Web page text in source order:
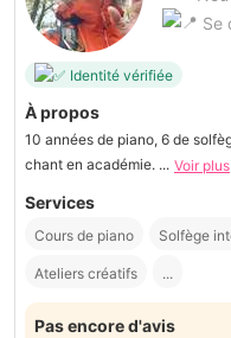
Se
Identité vérifiée
À propos
10 années de piano, 6 de
chant en académie. ... Voir plus
Services
Cours de piano Solfège
Ateliers créatifs ...
Pas encore d'avis